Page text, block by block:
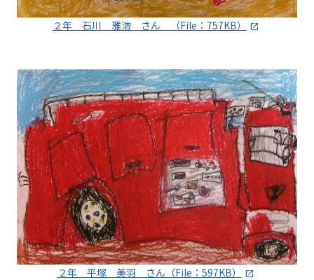
２年 石川 雅浩 さん （File：757KB）
２年 平塚 美羽 さん（File：597KB）